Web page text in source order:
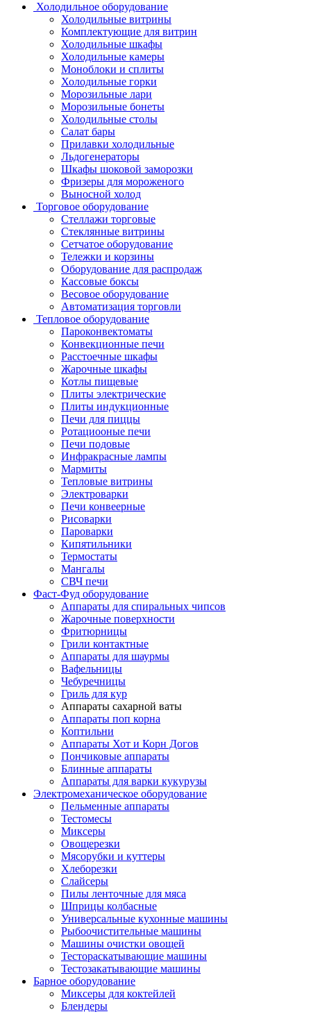
Холодильное оборудование
Холодильные витрины
Комплектующие для витрин
Холодильные шкафы
Холодильные камеры
Моноблоки и сплиты
Холодильные горки
Морозильные лари
Морозильные бонеты
Холодильные столы
Салат бары
Прилавки холодильные
Льдогенераторы
Шкафы шоковой заморозки
Фризеры для мороженого
Выносной холод
Торговое оборудование
Стеллажи торговые
Стеклянные витрины
Сетчатое оборудование
Тележки и корзины
Оборудование для распродаж
Кассовые боксы
Весовое оборудование
Автоматизация торговли
Тепловое оборудование
Пароконвектоматы
Конвекционные печи
Расстоечные шкафы
Жарочные шкафы
Котлы пищевые
Плиты электрические
Плиты индукционные
Печи для пиццы
Ротациооные печи
Печи подовые
Инфракрасные лампы
Мармиты
Тепловые витрины
Электроварки
Печи конвеерные
Рисоварки
Пароварки
Кипятильники
Термостаты
Мангалы
СВЧ печи
Фаст-Фуд оборудование
Аппараты для спиральных чипсов
Жарочные поверхности
Фритюрницы
Грили контактные
Аппараты для шаурмы
Вафельницы
Чебуречницы
Гриль для кур
Аппараты сахарной ваты
Аппараты поп корна
Коптильни
Аппараты Хот и Корн Догов
Пончиковые аппараты
Блинные аппараты
Аппараты для варки кукурузы
Электромеханическое оборудование
Пельменные аппараты
Тестомесы
Миксеры
Овощерезки
Мясорубки и куттеры
Хлеборезки
Слайсеры
Пилы ленточные для мяса
Шприцы колбасные
Универсальные кухонные машины
Рыбоочистительные машины
Машины очистки овощей
Тестораскатывающие машины
Тестозакатывающие машины
Барное оборудование
Миксеры для коктейлей
Блендеры